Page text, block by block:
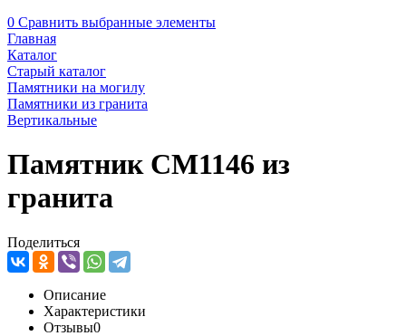
0 Сравнить выбранные элементы
Главная
Каталог
Старый каталог
Памятники на могилу
Памятники из гранита
Вертикальные
Памятник CM1146 из
гранита
Поделиться
Описание
Характеристики
Отзывы0